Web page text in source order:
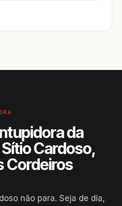
da
Cardoso,
Cordeiros
não para. Seja de dia,